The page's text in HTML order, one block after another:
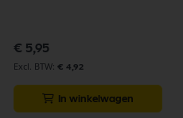
€ 5,95
€ 4,92
In winkelwagen